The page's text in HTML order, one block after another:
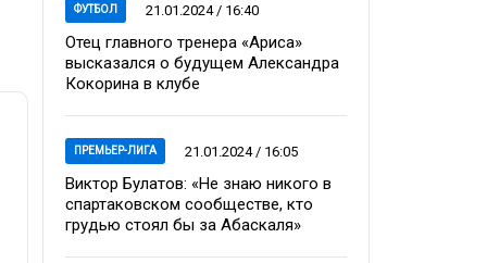
ФУТБОЛ 21.01.2024 / 16:40
Отец главного тренера «Ариса»
высказался о будущем Александра
Кокорина в клубе
ПРЕМЬЕР-ЛИГА 21.01.2024 / 16:05
Виктор Булатов: «Не знаю никого в
спартаковском сообществе, кто
грудью стоял бы за Абаскаля»